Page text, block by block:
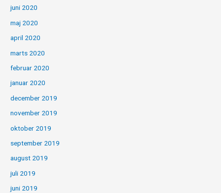
juni 2020
maj 2020
april 2020
marts 2020
februar 2020
januar 2020
december 2019
november 2019
oktober 2019
september 2019
august 2019
juli 2019
juni 2019